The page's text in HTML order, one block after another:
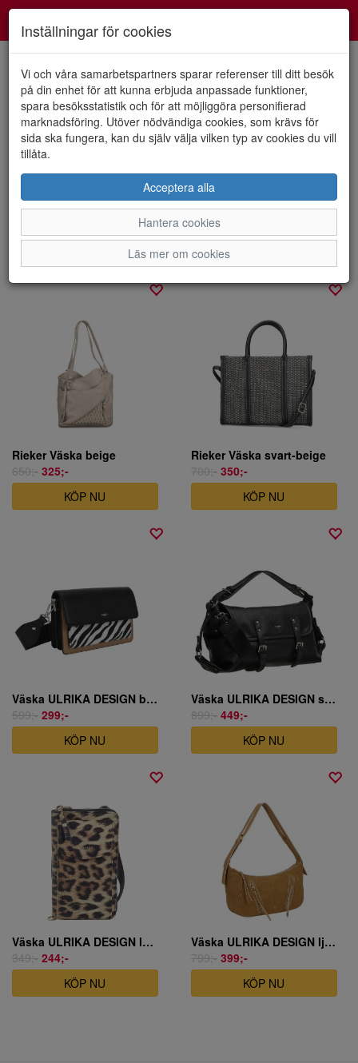
Visa filter
Väskor
Här finner du snygga klassiska väskor från Rieker och Ulrika
Design för alla tillfällen att matcha dina skor med.
Rieker Väska beige
650;- 325;-
KÖP NU
Rieker Väska svart-beige
700;- 350;-
KÖP NU
Väska ULRIKA DESIGN black-multi
599;- 299;-
KÖP NU
Väska ULRIKA DESIGN svart
899;- 449;-
KÖP NU
Väska ULRIKA DESIGN leopard
349;- 244;-
KÖP NU
Väska ULRIKA DESIGN ljusbrun
799;- 399;-
KÖP NU
Inställningar för cookies
Vi och våra samarbetspartners sparar referenser till ditt besök
på din enhet för att kunna erbjuda anpassade funktioner,
spara besöksstatistik och för att möjliggöra personifierad
marknadsföring. Utöver nödvändiga cookies, som krävs för
sida ska fungera, kan du själv välja vilken typ av cookies du vill
tillåta.
Acceptera alla
Hantera cookies
Läs mer om cookies